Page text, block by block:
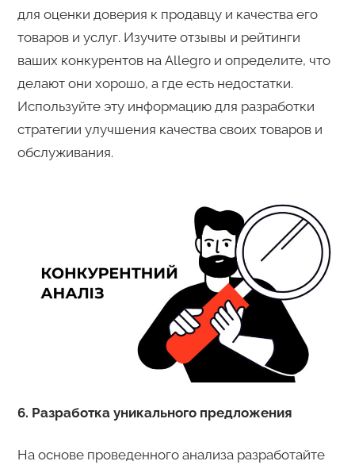
для оценки доверия к продавцу и качества его
товаров и услуг. Изучите отзывы и рейтинги
ваших конкурентов на Allegro и определите, что
делают они хорошо, а где есть недостатки.
Используйте эту информацию для разработки
стратегии улучшения качества своих товаров и
обслуживания.
6. Разработка уникального предложения
На основе проведенного анализа разработайте